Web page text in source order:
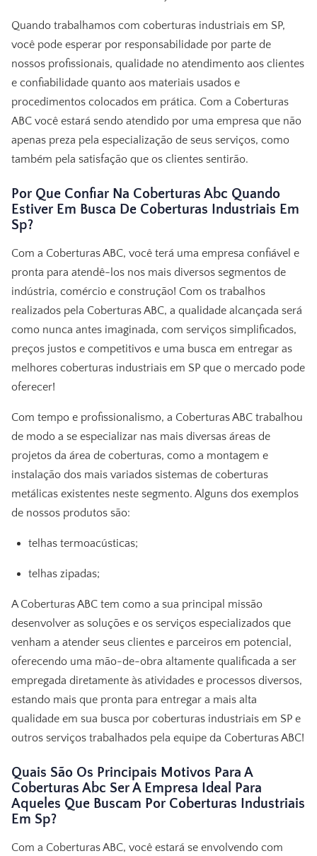
Quando trabalhamos com coberturas industriais em SP,
você pode esperar por responsabilidade por parte de
nossos profissionais, qualidade no atendimento aos clientes
e confiabilidade quanto aos materiais usados e
procedimentos colocados em prática. Com a Coberturas
ABC você estará sendo atendido por uma empresa que não
apenas preza pela especialização de seus serviços, como
também pela satisfação que os clientes sentirão.
Por Que Confiar Na Coberturas Abc Quando
Estiver Em Busca De Coberturas Industriais Em
Sp?
Com a Coberturas ABC, você terá uma empresa confiável e
pronta para atendê-los nos mais diversos segmentos de
indústria, comércio e construção! Com os trabalhos
realizados pela Coberturas ABC, a qualidade alcançada será
como nunca antes imaginada, com serviços simplificados,
preços justos e competitivos e uma busca em entregar as
melhores coberturas industriais em SP que o mercado pode
oferecer!
Com tempo e profissionalismo, a Coberturas ABC trabalhou
de modo a se especializar nas mais diversas áreas de
projetos da área de coberturas, como a montagem e
instalação dos mais variados sistemas de coberturas
metálicas existentes neste segmento. Alguns dos exemplos
de nossos produtos são:
telhas termoacústicas;
telhas zipadas;
A Coberturas ABC tem como a sua principal missão
desenvolver as soluções e os serviços especializados que
venham a atender seus clientes e parceiros em potencial,
oferecendo uma mão-de-obra altamente qualificada a ser
empregada diretamente às atividades e processos diversos,
estando mais que pronta para entregar a mais alta
qualidade em sua busca por coberturas industriais em SP e
outros serviços trabalhados pela equipe da Coberturas ABC!
Quais São Os Principais Motivos Para A
Coberturas Abc Ser A Empresa Ideal Para
Aqueles Que Buscam Por Coberturas Industriais
Em Sp?
Com a Coberturas ABC, você estará se envolvendo com